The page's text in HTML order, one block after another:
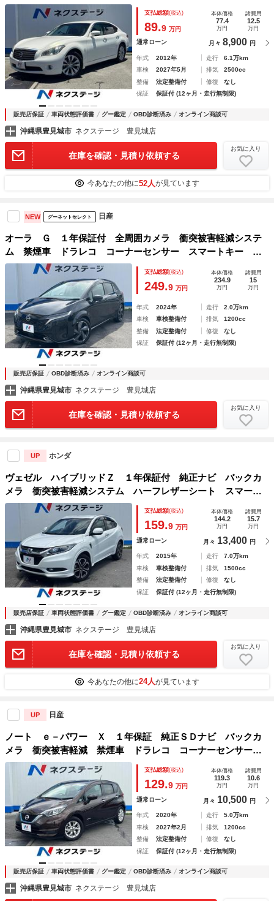
マートキーＨＩＤヘッド ビルトインＥＴＣ クルコン 純正
１８インチアルミ オートライト デュアルエアコン
支払総額(税込)
89.9 万円
本体価格
77.4
万円
諸費用
12.5
万円
通常ローン 月々 8,900 円
年式 2012年 走行
6.1万km
車検
2027年5月 排気
2500cc
整備
法定整備付 修復
なし
保証
保証付 (12ヶ月・走行無制限)
販売店保証 車両状態評価書 グー鑑定 OBD診断済み オンライン商談可
沖縄県豊見城市 ネクステージ 豊見城店
在庫を確認・見積り依頼する
お気に入り
今あなたの他に52人が見ています
NEW グーネットセレクト 日産
オーラ Ｇ １年保証付 全周囲カメラ 衝突被害軽減システ
ム 禁煙車 ドラレコ コーナーセンサー スマートキー Ｌ
ＥＤヘッド ビルトインＥＴＣ 純正１７インチアルミ オー
トライト オートエアコン Ｂｌｕｅｔｏｏｔｈ
支払総額(税込)
249.9 万円
本体価格
234.9
万円
諸費用
15
万円
年式 2024年 走行
2.0万km
車検
車検整備付 排気
1200cc
整備
法定整備付 修復
なし
保証
保証付 (12ヶ月・走行無制限)
販売店保証 OBD診断済み オンライン商談可
沖縄県豊見城市 ネクステージ 豊見城店
在庫を確認・見積り依頼する
お気に入り
UP ホンダ
ヴェゼル ハイブリッドＺ １年保証付 純正ナビ バックカ
メラ 衝突被害軽減システム ハーフレザーシート スマート
キー ＬＥＤヘッド ＥＴＣ クルコン 純正１７インチアル
ミ オートライト デュアルエアコン Ｂｌｕｅｔｏｏｔｈ
支払総額(税込)
159.9 万円
本体価格
144.2
万円
諸費用
15.7
万円
通常ローン 月々 13,400 円
年式 2015年 走行
7.0万km
車検
車検整備付 排気
1500cc
整備
法定整備付 修復
なし
保証
保証付 (12ヶ月・走行無制限)
販売店保証 車両状態評価書 グー鑑定 OBD診断済み オンライン商談可
沖縄県豊見城市 ネクステージ 豊見城店
在庫を確認・見積り依頼する
お気に入り
今あなたの他に24人が見ています
UP 日産
ノート ｅ－パワー Ｘ １年保証 純正ＳＤナビ バックカ
メラ 衝突被害軽減 禁煙車 ドラレコ コーナーセンサー
スマートキー ＥＴＣ 純正１５インチアルミ 車線逸脱警
報 オートライト オートエアコン Ｂｌｕｅｔｏｏｔｈ Ｃ
支払総額(税込)
129.9 万円
本体価格
119.3
万円
諸費用
10.6
万円
通常ローン 月々 10,500 円
年式 2020年 走行
5.0万km
車検
2027年2月 排気
1200cc
整備
法定整備付 修復
なし
保証
保証付 (12ヶ月・走行無制限)
販売店保証 車両状態評価書 グー鑑定 OBD診断済み オンライン商談可
沖縄県豊見城市 ネクステージ 豊見城店